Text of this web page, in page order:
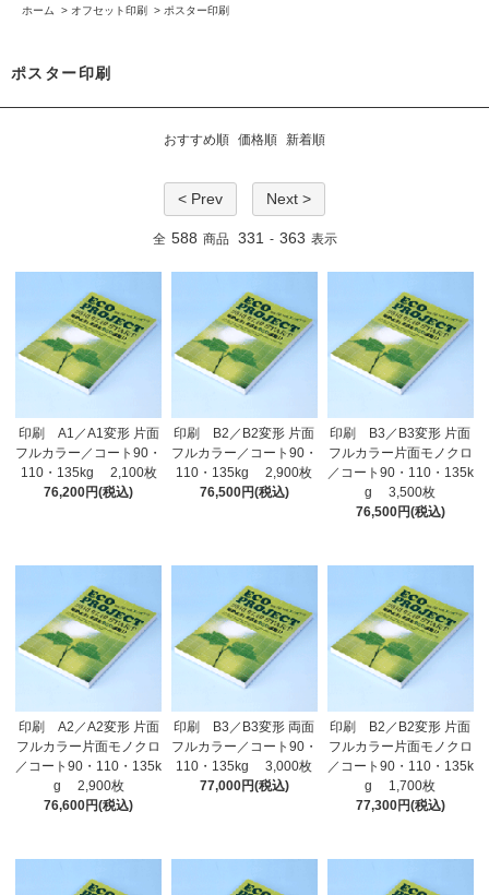
ホーム > オフセット印刷 > ポスター印刷
ポスター印刷
おすすめ順 価格順 新着順
< Prev Next >
全 588 商品 331 - 363 表示
印刷 A1／A1変形 片面
フルカラー／コート90・
110・135kg 2,100枚
76,200円(税込)
印刷 B2／B2変形 片面
フルカラー／コート90・
110・135kg 2,900枚
76,500円(税込)
印刷 B3／B3変形 片面
フルカラー片面モノクロ
／コート90・110・135k
g 3,500枚
76,500円(税込)
印刷 A2／A2変形 片面
フルカラー片面モノクロ
／コート90・110・135k
g 2,900枚
76,600円(税込)
印刷 B3／B3変形 両面
フルカラー／コート90・
110・135kg 3,000枚
77,000円(税込)
印刷 B2／B2変形 片面
フルカラー片面モノクロ
／コート90・110・135k
g 1,700枚
77,300円(税込)